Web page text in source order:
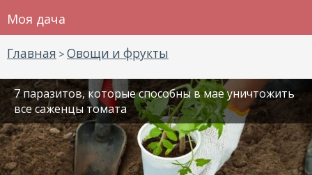
Моя дача
Главная > Овощи и фрукты
7 паразитов, которые способны в мае уничтожить
все саженцы томата